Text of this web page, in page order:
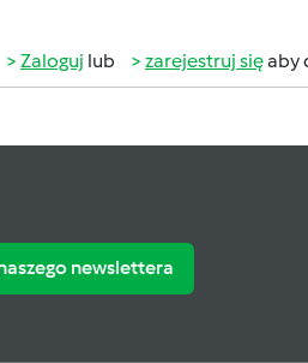
Zaloguj lub zarejestruj sięaby
newslettera